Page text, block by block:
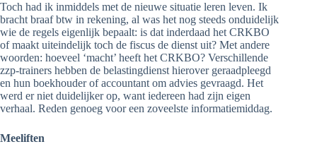
Toch had ik inmiddels met de nieuwe situatie leren leven. Ik
bracht braaf btw in rekening, al was het nog steeds onduidelijk
wie de regels eigenlijk bepaalt: is dat inderdaad het CRKBO
of maakt uiteindelijk toch de fiscus de dienst uit? Met andere
woorden: hoeveel ‘macht’ heeft het CRKBO? Verschillende
zzp-trainers hebben de belastingdienst hierover geraadpleegd
en hun boekhouder of accountant om advies gevraagd. Het
werd er niet duidelijker op, want iedereen had zijn eigen
verhaal. Reden genoeg voor een zoveelste informatiemiddag.
Meeliften